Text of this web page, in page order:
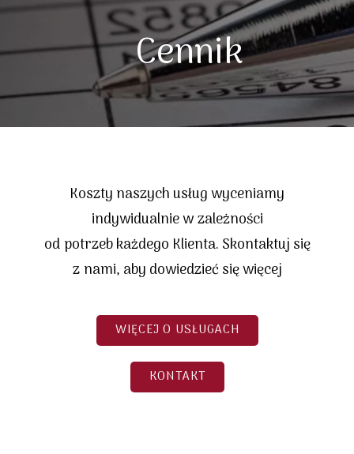
Cennik
Koszty naszych usług wyceniamy
indywidualnie w zależności
od potrzeb każdego Klienta. Skontaktuj się
z nami, aby dowiedzieć się więcej
WIĘCEJ O USŁUGACH
KONTAKT